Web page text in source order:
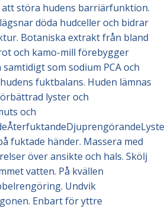
störa hudens barriärfunktion.
döda hudceller och bidrar
Botaniska extrakt från bland
och kamo-mill förebygger
som sodium PCA och
fuktbalans. Huden lämnas
lyster och
och
fuktade händer. Massera med
över ansikte och hals. Skölj
vatten. På kvällen
Undvik
Enbart för yttre